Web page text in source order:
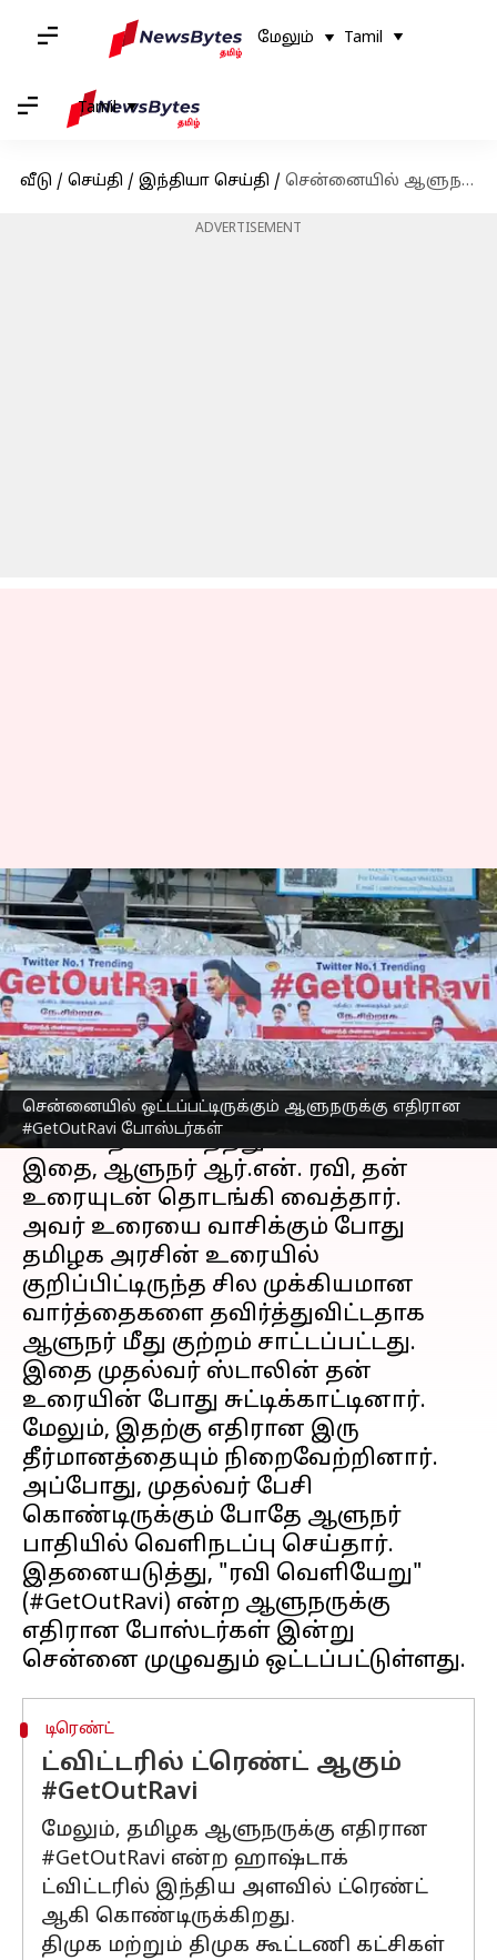
மேலும் Tamil
Tamil
வீடு / செய்தி / இந்தியா செய்தி / சென்னையில் ஆளுநருக்கு எதிரான போஸ்டர்கள்
ADVERTISEMENT
சென்னையில் ஒட்டப்பட்டிருக்கும் ஆளுநருக்கு எதிரான
#GetOutRavi போஸ்டர்கள்
சென்னையில்
ஆளுநருக்கு எதிரான
போஸ்டர்கள்
எழுதியவர் Sindhuja SM Jan 10, 2023 12:50 pm
செய்தி முன்னோட்டம்
நேற்று, ஆண்டின் முதல் சட்டமன்ற
கூட்டம் நடைபெற்றது.
இதை, ஆளுநர் ஆர்.என். ரவி, தன்
உரையுடன் தொடங்கி வைத்தார்.
அவர் உரையை வாசிக்கும் போது
தமிழக அரசின் உரையில்
குறிப்பிட்டிருந்த சில முக்கியமான
வார்த்தைகளை தவிர்த்துவிட்டதாக
ஆளுநர் மீது குற்றம் சாட்டப்பட்டது.
இதை முதல்வர் ஸ்டாலின் தன்
உரையின் போது சுட்டிக்காட்டினார்.
மேலும், இதற்கு எதிரான இரு
தீர்மானத்தையும் நிறைவேற்றினார்.
அப்போது, முதல்வர் பேசி
கொண்டிருக்கும் போதே ஆளுநர்
பாதியில் வெளிநடப்பு செய்தார்.
இதனையடுத்து, "ரவி வெளியேறு"
(#GetOutRavi) என்ற ஆளுநருக்கு
எதிரான போஸ்டர்கள் இன்று
டிரெண்ட்
ட்விட்டரில் ட்ரெண்ட் ஆகும்
#GetOutRavi
மேலும், தமிழக ஆளுநருக்கு எதிரான
#GetOutRavi என்ற ஹாஷ்டாக்
ட்விட்டரில் இந்திய அளவில் ட்ரெண்ட்
ஆகி கொண்டிருக்கிறது.
திமுக மற்றும் திமுக கூட்டணி கட்சிகள்